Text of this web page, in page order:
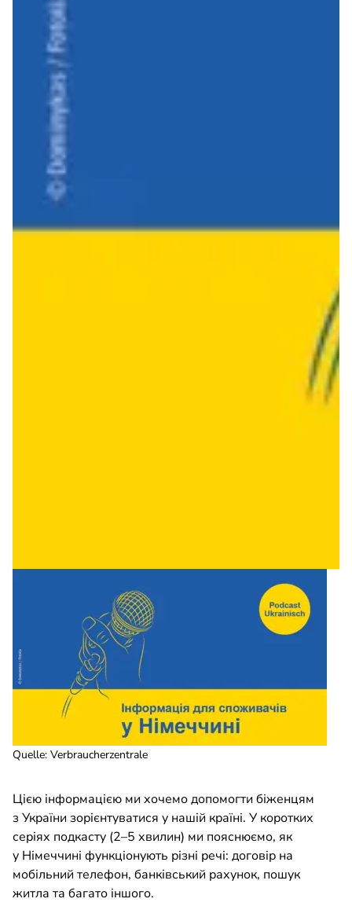
Quelle: Verbraucherzentrale
Цією інформацією ми хочемо допомогти біженцям
з України зорієнтуватися у нашій країні. У коротких
серіях подкасту (2–5 хвилин) ми пояснюємо, як
у Німеччині функціонують різні речі: договір на
мобільний телефон, банківський рахунок, пошук
житла та багато іншого.